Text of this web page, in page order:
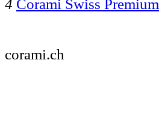
4 Corami Swiss Premium
corami.ch